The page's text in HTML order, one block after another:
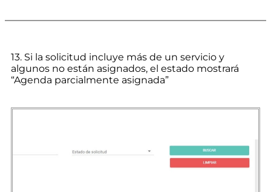
13. Si la solicitud incluye más de un servicio y
algunos no están asignados, el estado mostrará
“Agenda parcialmente asignada”